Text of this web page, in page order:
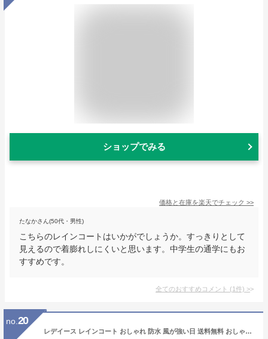
ショップでみる
価格と在庫を楽天でチェック >>
たなかさん(50代・男性)
こちらのレインコートはいかがでしょうか。すっきりとして
見えるので着膨れしにくいと思います。中学生の通学にもお
すすめです。
全てのおすすめコメント (1件) >
no. 20
レデイース レインコート おしゃれ 防水 風が強い日 送料無料 おしゃれ レインポンチョ ポケットあり 軽量 可愛い 濡れない 自転車通勤用 視界が広く 風雨の備え 男女兼用 四季を通じて使える 雨具 雨合羽 ウインドブレーカー